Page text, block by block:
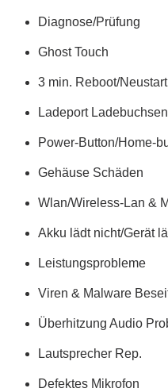
Diagnose/Prüfung
Ghost Touch
3 min. Reboot/
Ladeport
Power-Button/Home-
Gehäuse Schäden
Wlan/Wireless-Lan &
Akku lädt nicht/Gerät
Leistungsprobleme
Viren & Malware
Überhitzung Audio
Lautsprecher Rep.
Defektes Mikrofon